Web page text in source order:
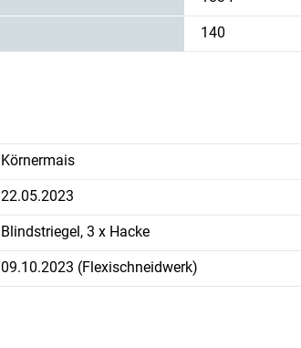
140
Körnermais
22.05.2023
Blindstriegel, 3 x Hacke
09.10.2023 (Flexischneidwerk)